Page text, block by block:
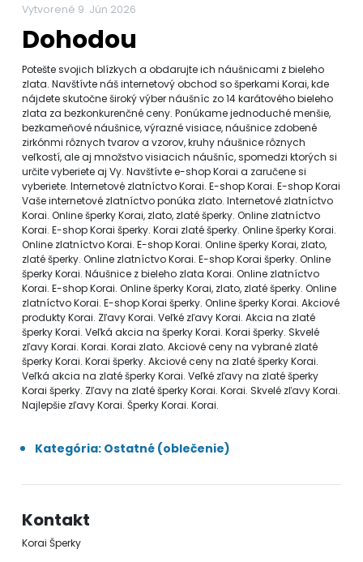
Vytvorené 9. Jún 2026
Dohodou
Potešte svojich blízkych a obdarujte ich náušnicami z bieleho
zlata. Navštívte náš internetový obchod so šperkami Korai, kde
nájdete skutočne široký výber náušníc zo 14 karátového bieleho
zlata za bezkonkurenčné ceny. Ponúkame jednoduché menšie,
bezkameňové náušnice, výrazné visiace, náušnice zdobené
zirkónmi rôznych tvarov a vzorov, kruhy náušnice rôznych
veľkostí, ale aj množstvo visiacich náušníc, spomedzi ktorých si
určite vyberiete aj Vy. Navštívte e-shop Korai a zaručene si
vyberiete. Internetové zlatníctvo Korai. E-shop Korai. E-shop Korai
Vaše internetové zlatníctvo ponúka zlato. Internetové zlatníctvo
Korai. Online šperky Korai, zlato, zlaté šperky. Online zlatníctvo
Korai. E-shop Korai šperky. Korai zlaté šperky. Online šperky Korai.
Online zlatníctvo Korai. E-shop Korai. Online šperky Korai, zlato,
zlaté šperky. Online zlatníctvo Korai. E-shop Korai šperky. Online
šperky Korai. Náušnice z bieleho zlata Korai. Online zlatníctvo
Korai. E-shop Korai. Online šperky Korai, zlato, zlaté šperky. Online
zlatníctvo Korai. E-shop Korai šperky. Online šperky Korai. Akciové
produkty Korai. Zľavy Korai. Veľké zľavy Korai. Akcia na zlaté
šperky Korai. Veľká akcia na šperky Korai. Korai šperky. Skvelé
zľavy Korai. Korai. Korai zlato. Akciové ceny na vybrané zlaté
šperky Korai. Korai šperky. Akciové ceny na zlaté šperky Korai.
Veľká akcia na zlaté šperky Korai. Veľké zľavy na zlaté šperky
Korai šperky. Zľavy na zlaté šperky Korai. Korai. Skvelé zľavy Korai.
Najlepšie zľavy Korai. Šperky Korai. Korai.
Kategória: Ostatné (oblečenie)
Kontakt
Korai Šperky